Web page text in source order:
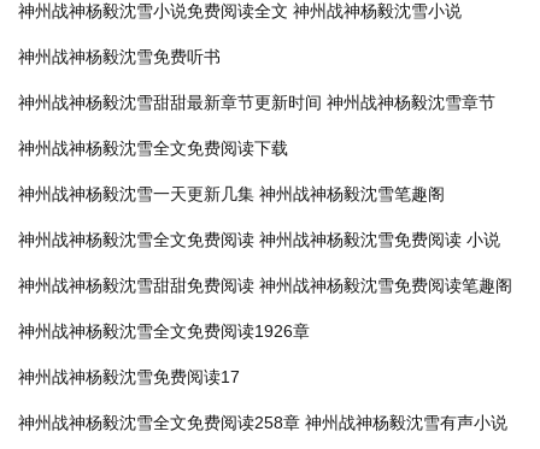
神州战神杨毅沈雪小说免费阅读全文 神州战神杨毅沈雪小说
神州战神杨毅沈雪免费听书
神州战神杨毅沈雪甜甜最新章节更新时间 神州战神杨毅沈雪章节
神州战神杨毅沈雪全文免费阅读下载
神州战神杨毅沈雪一天更新几集 神州战神杨毅沈雪笔趣阁
神州战神杨毅沈雪全文免费阅读 神州战神杨毅沈雪免费阅读 小说
神州战神杨毅沈雪甜甜免费阅读 神州战神杨毅沈雪免费阅读笔趣阁
神州战神杨毅沈雪全文免费阅读1926章
神州战神杨毅沈雪免费阅读17
神州战神杨毅沈雪全文免费阅读258章 神州战神杨毅沈雪有声小说